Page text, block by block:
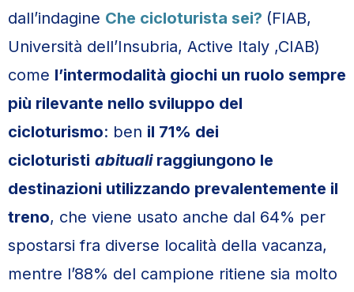
dall’indagine Che cicloturista sei? (FIAB,
Università dell’Insubria, Active Italy ,CIAB)
come l’intermodalità giochi un ruolo sempre
più rilevante nello sviluppo del
cicloturismo: ben il 71% dei
cicloturisti abitualiraggiungono le
destinazioni utilizzando prevalentemente il
treno, che viene usato anche dal 64% per
spostarsi fra diverse località della vacanza,
mentre l’88% del campione ritiene sia molto